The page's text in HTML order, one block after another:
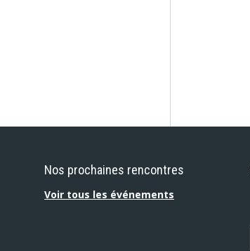
Nos prochaines rencontres
Voir tous les événements